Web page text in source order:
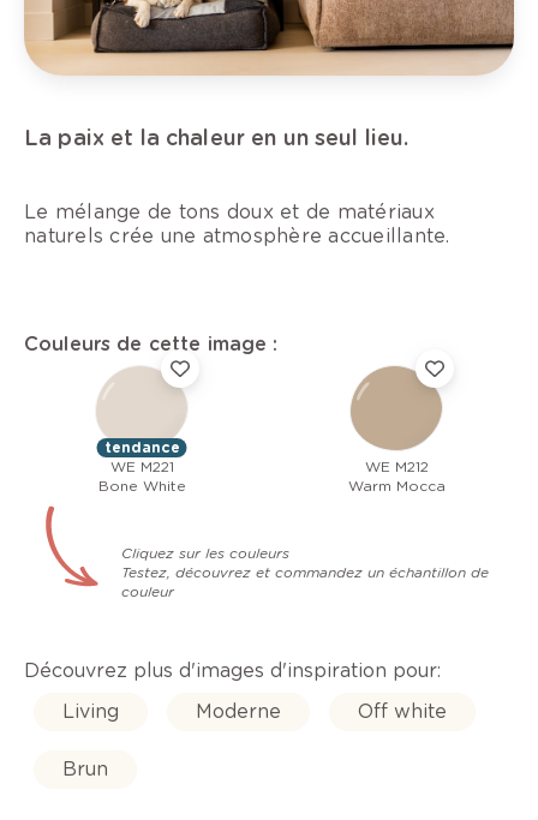
La paix et la chaleur en un seul lieu.
Le mélange de tons doux et de matériaux
naturels crée une atmosphère accueillante.
Couleurs de cette image :
tendance
WE M221
Bone White
WE M212
Warm Mocca
Cliquez sur les couleurs
Testez, découvrez et commandez un échantillon de
couleur
Découvrez plus d'images d'inspiration pour:
Living
Moderne Off white
Brun